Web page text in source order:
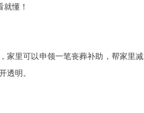
懂！
家里可以申领一笔丧葬补助，帮家里减
明。